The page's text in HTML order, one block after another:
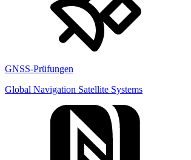
GNSS-Prüfungen
Global Navigation Satellite Systems